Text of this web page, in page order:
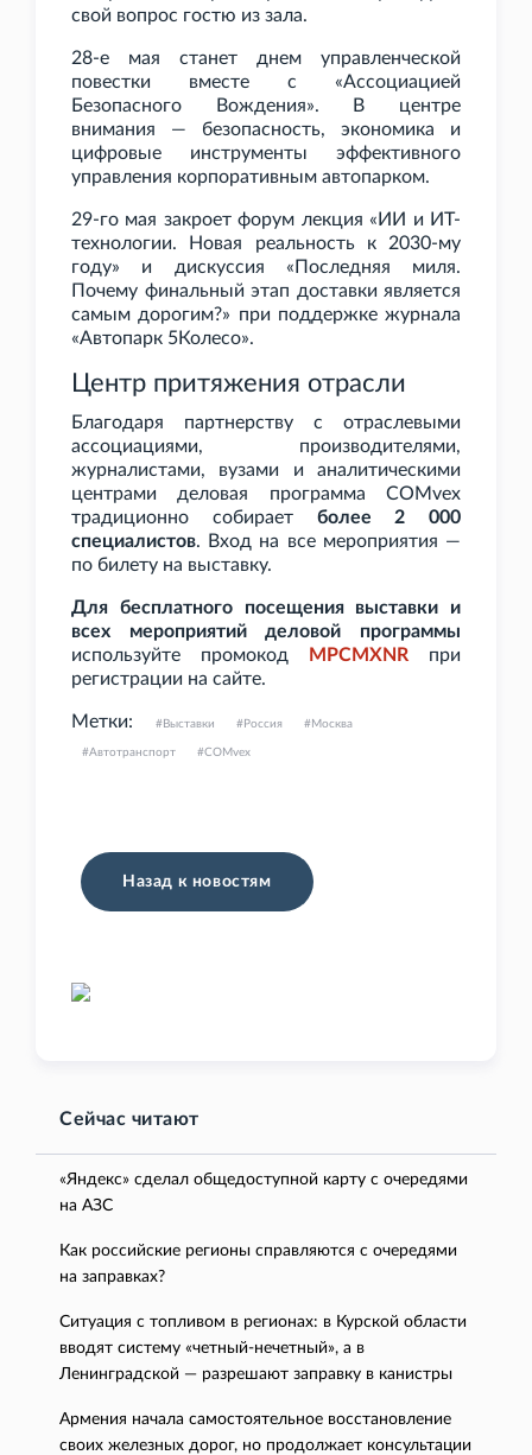
свой вопрос гостю из зала.
28-е мая станет днем управленческой
повестки вместе с «Ассоциацией
Безопасного Вождения». В центре
внимания — безопасность, экономика и
цифровые инструменты эффективного
управления корпоративным автопарком.
29-го мая закроет форум лекция «ИИ и ИТ-
технологии. Новая реальность к 2030-му
году» и дискуссия «Последняя миля.
Почему финальный этап доставки является
самым дорогим?» при поддержке журнала
«Автопарк 5Колесо».
Центр притяжения отрасли
Благодаря партнерству с отраслевыми
ассоциациями, производителями,
журналистами, вузами и аналитическими
центрами деловая программа COMvex
традиционно собирает более 2
000
специалистов. Вход на все мероприятия —
по билету на выставку.
Для бесплатного посещения выставки и
всех мероприятий деловой программы
используйте промокод
MPCMXNR при
регистрации на сайте.
Метки: Выставки Россия Москва
Автотранспорт COMvex
Назад к новостям
Сейчас читают
«Яндекс» сделал общедоступной карту с очередями
на АЗС
Как российские регионы справляются с очередями
на заправках?
Ситуация с топливом в регионах: в Курской области
вводят систему «четный-нечетный», а в
Ленинградской — разрешают заправку в канистры
Армения начала самостоятельное восстановление
своих железных дорог, но продолжает консультации